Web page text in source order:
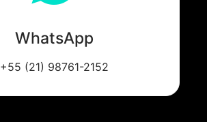
WhatsApp
+55 (21) 98761-2152